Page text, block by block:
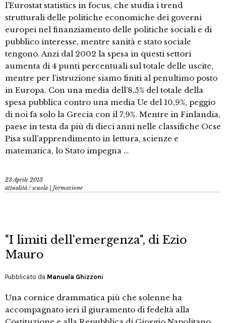
l’Eurostat statistics in focus, che studia i trend
strutturali delle politiche economiche dei governi
europei nel finanziamento delle politiche sociali e di
pubblico interesse, mentre sanità e stato sociale
tengono. Anzi dal 2002 la spesa in questi settori
aumenta di 4 punti percentuali sul totale delle uscite,
mentre per l’istruzione siamo finiti al penultimo posto
in Europa. Con una media dell’8,5% del totale della
spesa pubblica contro una media Ue del 10,9%, peggio
di noi fa solo la Grecia con il 7,9%. Mentre in Finlandia,
paese in testa da più di dieci anni nelle classifiche Ocse
Pisa sull’apprendimento in lettura, scienze e
matematica, lo Stato impegna …
23 Aprile 2013
attualità /scuola | formazione
"I limiti dell'emergenza", di Ezio
Mauro
Pubblicato da Manuela Ghizzoni
Una cornice drammatica più che solenne ha
accompagnato ieri il giuramento di fedeltà alla